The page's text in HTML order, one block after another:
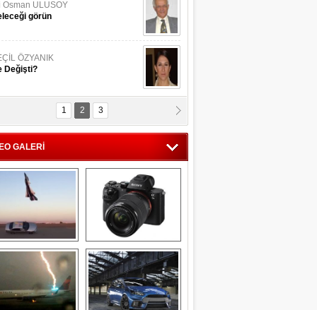
Osman ULUSOY
görün
ÖZYANIK
Değişti?
KÖYATASI
Vatan !
1 2 3
GALERİ
Savaş uçağı
pilotundan
muhteşem gösteri
Sony Alpha 7R II ön
inceleme